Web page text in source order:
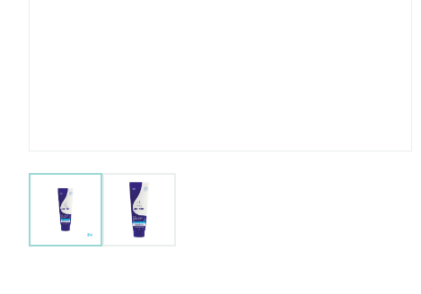
View larger imageView larger image